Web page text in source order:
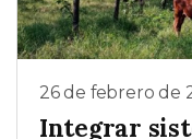
26 de febrero de
Integrar